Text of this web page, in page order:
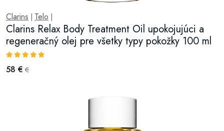
Clarins Telo
Clarins Relax Body Treatment Oil upokojujúci a
regeneračný olej pre všetky typy pokožky 100 ml
58 € €